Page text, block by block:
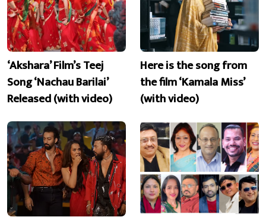
‘Akshara’ Film’s Teej
Song ‘Nachau Barilai’
Released (with video)
Here is the song from
the film ‘Kamala Miss’
(with video)